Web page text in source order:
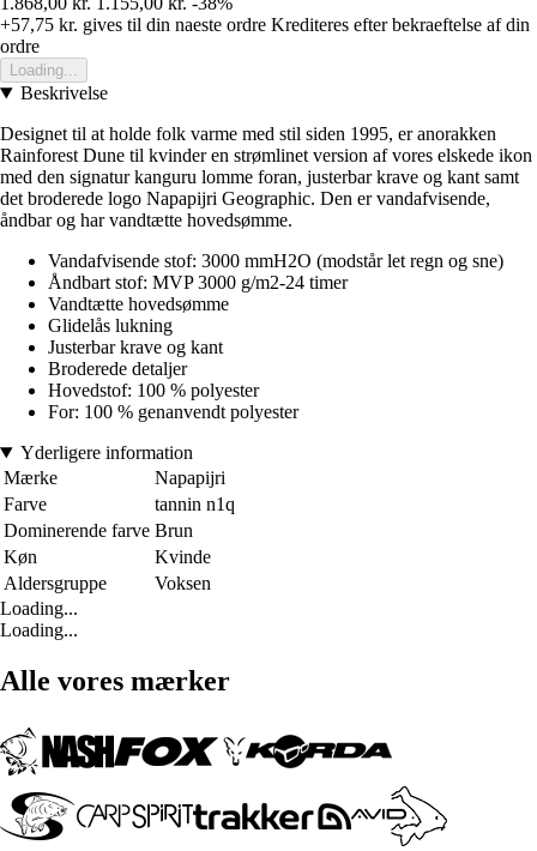
+57,75 kr. gives til din naeste ordre Krediteres efter bekraeftelse af din
ordre
Loading...
Beskrivelse
Designet til at holde folk varme med stil siden 1995, er anorakken
Rainforest Dune til kvinder en strømlinet version af vores elskede ikon
med den signatur kanguru lomme foran, justerbar krave og kant samt
det broderede logo Napapijri Geographic. Den er vandafvisende,
åndbar og har vandtætte hovedsømme.
Vandafvisende stof: 3000 mmH2O (modstår let regn og sne)
Åndbart stof: MVP 3000 g/m2-24 timer
Vandtætte hovedsømme
Glidelås lukning
Justerbar krave og kant
Broderede detaljer
Hovedstof: 100 % polyester
For: 100 % genanvendt polyester
Yderligere information
Mærke
Napapijri
Farve
tannin n1q
Dominerende farve Brun
Køn
Kvinde
Aldersgruppe
Voksen
Loading...
Loading...
Alle vores mærker